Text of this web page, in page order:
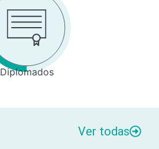
Diplomados
Ver todas